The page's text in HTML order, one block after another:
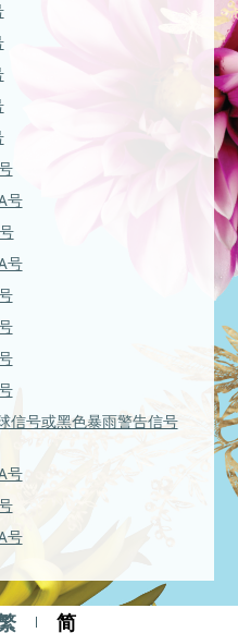
号
号
号或黑色暴雨警告信号
号
号
简